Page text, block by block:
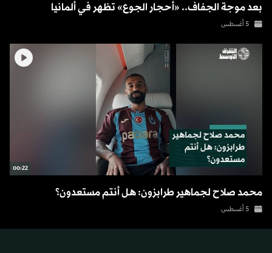
بعد موجة الجفاف.. «أحجار الجوع» تظهر في ألمانيا
5 أغسطس
00:22
محمد صلاح لجماهير طرابزون: هل أنتم مستعدون؟
5 أغسطس